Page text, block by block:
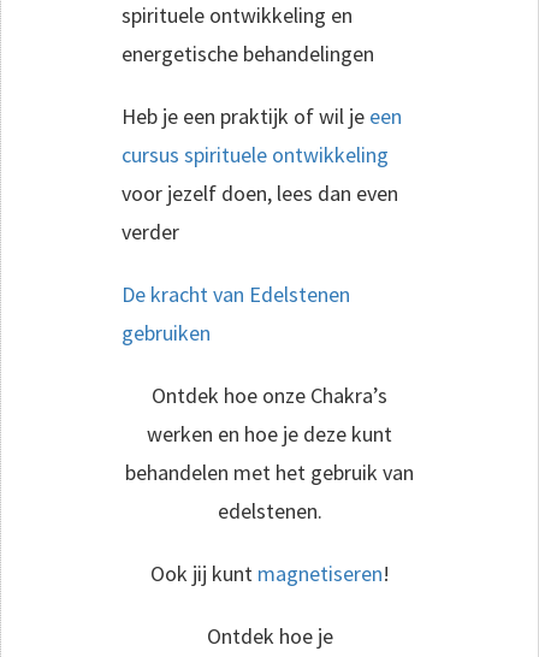
spirituele ontwikkeling en
energetische behandelingen
Heb je een praktijk of wil je een
cursus spirituele ontwikkeling
voor jezelf doen, lees dan even
verder
De kracht van Edelstenen
gebruiken
Ontdek hoe onze Chakra’s
werken en hoe je deze kunt
behandelen met het gebruik van
edelstenen.
Ook jij kunt magnetiseren!
Ontdek hoe je